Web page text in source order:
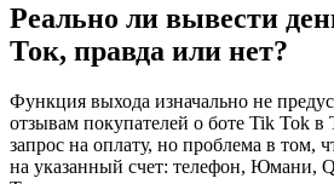
Реально ли вывести
Ток, правда или нет?
Функция выхода изначально не
отзывам покупателей о боте Tik Tok в
запрос на оплату, но проблема в том,
на указанный счет: телефон, Юмани,